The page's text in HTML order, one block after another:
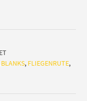
BLANKS, FLIEGENRUTE,